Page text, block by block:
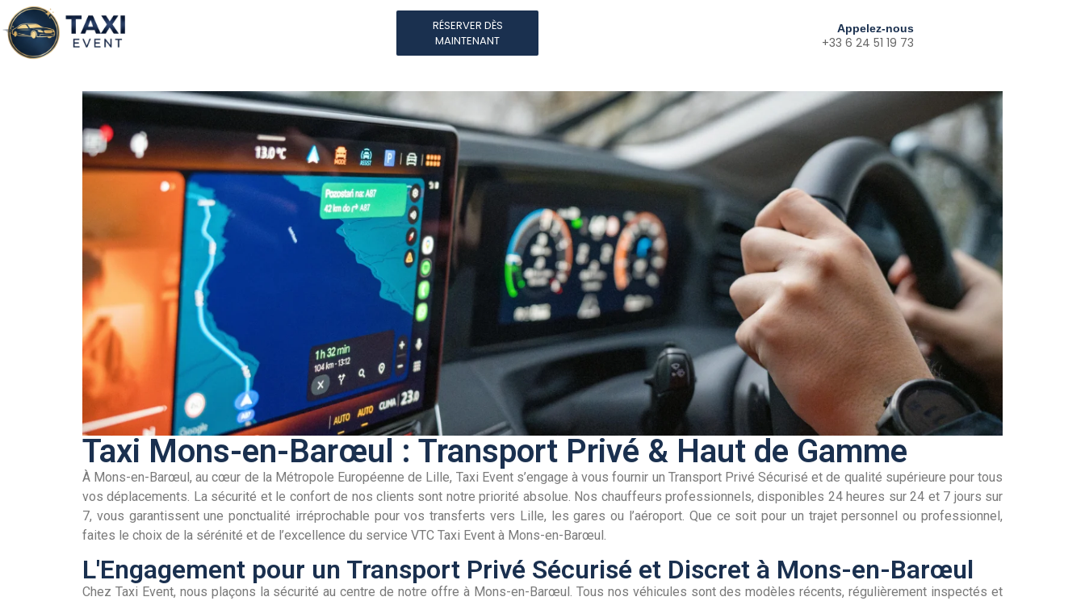
RÉSERVER DÈS
MAINTENANT
Appelez-nous
+33 6 24 51 19 73
Taxi Mons-en-Barœul : Transport Privé & Haut de Gamme
À Mons-en-Barœul, au cœur de la Métropole Européenne de Lille, Taxi Event s’engage à vous fournir un Transport Privé Sécurisé et de qualité supérieure pour tous
vos déplacements. La sécurité et le confort de nos clients sont notre priorité absolue. Nos chauffeurs professionnels, disponibles 24 heures sur 24 et 7 jours sur
7, vous garantissent une ponctualité irréprochable pour vos transferts vers Lille, les gares ou l’aéroport. Que ce soit pour un trajet personnel ou professionnel,
faites le choix de la sérénité et de l’excellence du service VTC Taxi Event à Mons-en-Barœul.
L'Engagement pour un Transport Privé Sécurisé et Discret à Mons-en-Barœul
Chez Taxi Event, nous plaçons la sécurité au centre de notre offre à Mons-en-Barœul. Tous nos véhicules sont des modèles récents, régulièrement inspectés et